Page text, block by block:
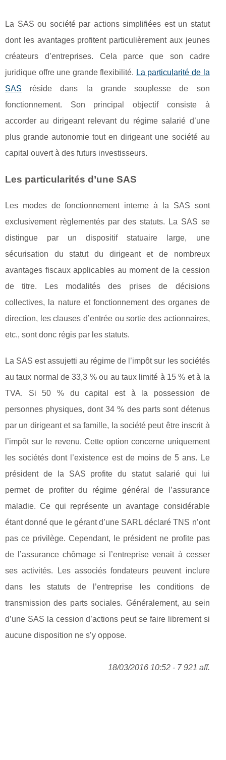
La SAS ou société par actions simplifiées est un statut
dont les avantages profitent particulièrement aux jeunes
créateurs d’entreprises. Cela parce que son cadre
juridique offre une grande flexibilité. La particularité de la
SAS réside dans la grande souplesse de son
fonctionnement. Son principal objectif consiste à
accorder au dirigeant relevant du régime salarié d’une
plus grande autonomie tout en dirigeant une société au
capital ouvert à des futurs investisseurs.
Les particularités d’une SAS
Les modes de fonctionnement interne à la SAS sont
exclusivement règlementés par des statuts. La SAS se
distingue par un dispositif statuaire large, une
sécurisation du statut du dirigeant et de nombreux
avantages fiscaux applicables au moment de la cession
de titre. Les modalités des prises de décisions
collectives, la nature et fonctionnement des organes de
direction, les clauses d’entrée ou sortie des actionnaires,
etc., sont donc régis par les statuts.
La SAS est assujetti au régime de l’impôt sur les sociétés
au taux normal de 33,3 % ou au taux limité à 15 % et à la
TVA. Si 50 % du capital est à la possession de
personnes physiques, dont 34 % des parts sont détenus
par un dirigeant et sa famille, la société peut être inscrit à
l’impôt sur le revenu. Cette option concerne uniquement
les sociétés dont l’existence est de moins de 5 ans. Le
président de la SAS profite du statut salarié qui lui
permet de profiter du régime général de l’assurance
maladie. Ce qui représente un avantage considérable
étant donné que le gérant d’une SARL déclaré TNS n’ont
pas ce privilège. Cependant, le président ne profite pas
de l’assurance chômage si l’entreprise venait à cesser
ses activités. Les associés fondateurs peuvent inclure
dans les statuts de l’entreprise les conditions de
transmission des parts sociales. Généralement, au sein
d’une SAS la cession d’actions peut se faire librement si
aucune disposition ne s’y oppose.
18/03/2016 10:52 - 7 921 aff.